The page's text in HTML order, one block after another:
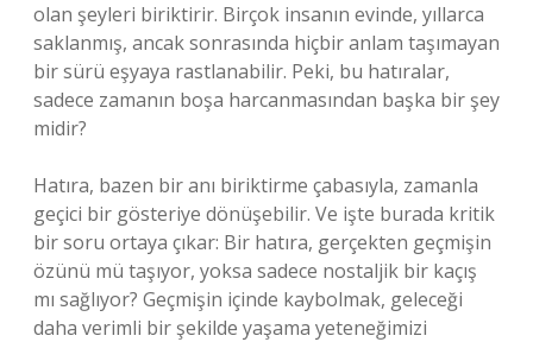
olan şeyleri biriktirir. Birçok insanın evinde, yıllarca
saklanmış, ancak sonrasında hiçbir anlam taşımayan
bir sürü eşyaya rastlanabilir. Peki, bu hatıralar,
sadece zamanın boşa harcanmasından başka bir şey
midir?
Hatıra, bazen bir anı biriktirme çabasıyla, zamanla
geçici bir gösteriye dönüşebilir. Ve işte burada kritik
bir soru ortaya çıkar: Bir hatıra, gerçekten geçmişin
özünü mü taşıyor, yoksa sadece nostaljik bir kaçış
mı sağlıyor? Geçmişin içinde kaybolmak, geleceği
daha verimli bir şekilde yaşama yeteneğimizi